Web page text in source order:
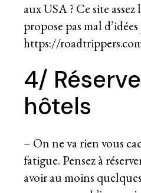
aux USA ? Ce site
propose pas mal
https://
4/
hôtels
– On ne va rien vous
fatigue. Pensez à
avoir au moins